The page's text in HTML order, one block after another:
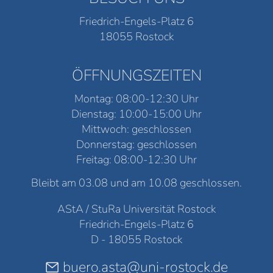
Friedrich-Engels-Platz 6
18055 Rostock
ÖFFNUNGSZEITEN
Montag: 08:00-12:30 Uhr
Dienstag: 10:00-15:00 Uhr
Mittwoch: geschlossen
Donnerstag: geschlossen
Freitag: 08:00-12:30 Uhr
Bleibt am 03.08 und am 10.08 geschlossen.
AStA / StuRa Universität Rostock
Friedrich-Engels-Platz 6
D - 18055 Rostock
buero.asta@uni-rostock.de